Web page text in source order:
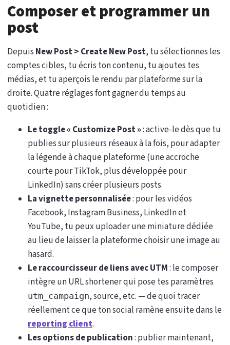
Composer et programmer un
post
Depuis New Post > Create New Post, tu sélectionnes les
comptes cibles, tu écris ton contenu, tu ajoutes tes
médias, et tu aperçois le rendu par plateforme sur la
droite. Quatre réglages font gagner du temps au
quotidien :
Le toggle « Customize Post »: active-le dès que tu
publies sur plusieurs réseaux à la fois, pour adapter
la légende à chaque plateforme (une accroche
courte pour TikTok, plus développée pour
LinkedIn) sans créer plusieurs posts.
La vignette personnalisée: pour les vidéos
Facebook, Instagram Business, LinkedIn et
YouTube, tu peux uploader une miniature dédiée
au lieu de laisser la plateforme choisir une image au
hasard.
Le raccourcisseur de liens avec UTM: le composer
intègre un URL shortener qui pose tes paramètres
utm_campaign, source, etc. — de quoi tracer
réellement ce que ton social ramène ensuite dans le
reporting client.
Les options de publication: publier maintenant,